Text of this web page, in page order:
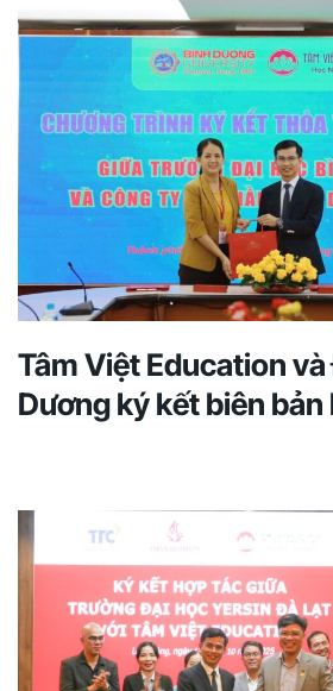
Tâm Việt Education
Dương ký kết biên bản